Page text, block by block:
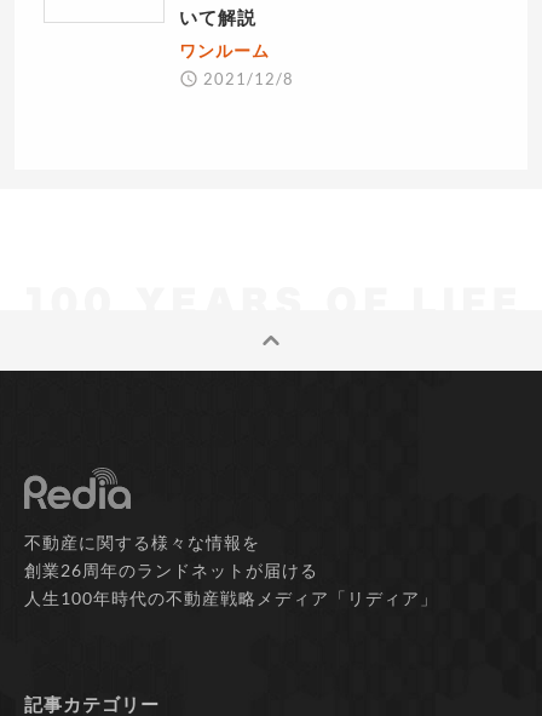
いて解説
ワンルーム
2021/12/8
不動産に関する様々な情報を
創業26周年のランドネットが届ける
人生100年時代の不動産戦略メディア「リディア」
記事カテゴリー